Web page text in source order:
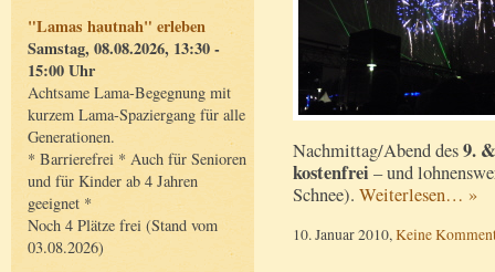
"Lamas hautnah" erleben
Samstag, 08.08.2026, 13:30 -
15:00 Uhr
Achtsame Lama-Begegnung mit
kurzem Lama-Spaziergang für alle
Generationen.
* Barrierefrei * Auch für Senioren
und für Kinder ab 4 Jahren
geeignet *
Noch 4 Plätze frei (Stand vom
03.08.2026)
Nachmittag/Abend des9.
kostenfrei – und
Schnee). Weiterlesen… »
10. Januar 2010,Keine